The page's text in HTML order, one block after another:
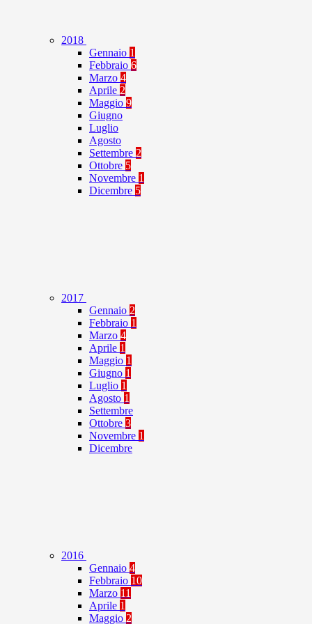
2018
Gennaio 1
Febbraio 6
Marzo 4
Aprile 2
Maggio 9
Giugno
Luglio
Agosto
Settembre 2
Ottobre 5
Novembre 1
Dicembre 5
2017
Gennaio 2
Febbraio 1
Marzo 4
Aprile 1
Maggio 1
Giugno 1
Luglio 1
Agosto 1
Settembre
Ottobre 3
Novembre 1
Dicembre
2016
Gennaio 4
Febbraio 10
Marzo 11
Aprile 1
Maggio 2